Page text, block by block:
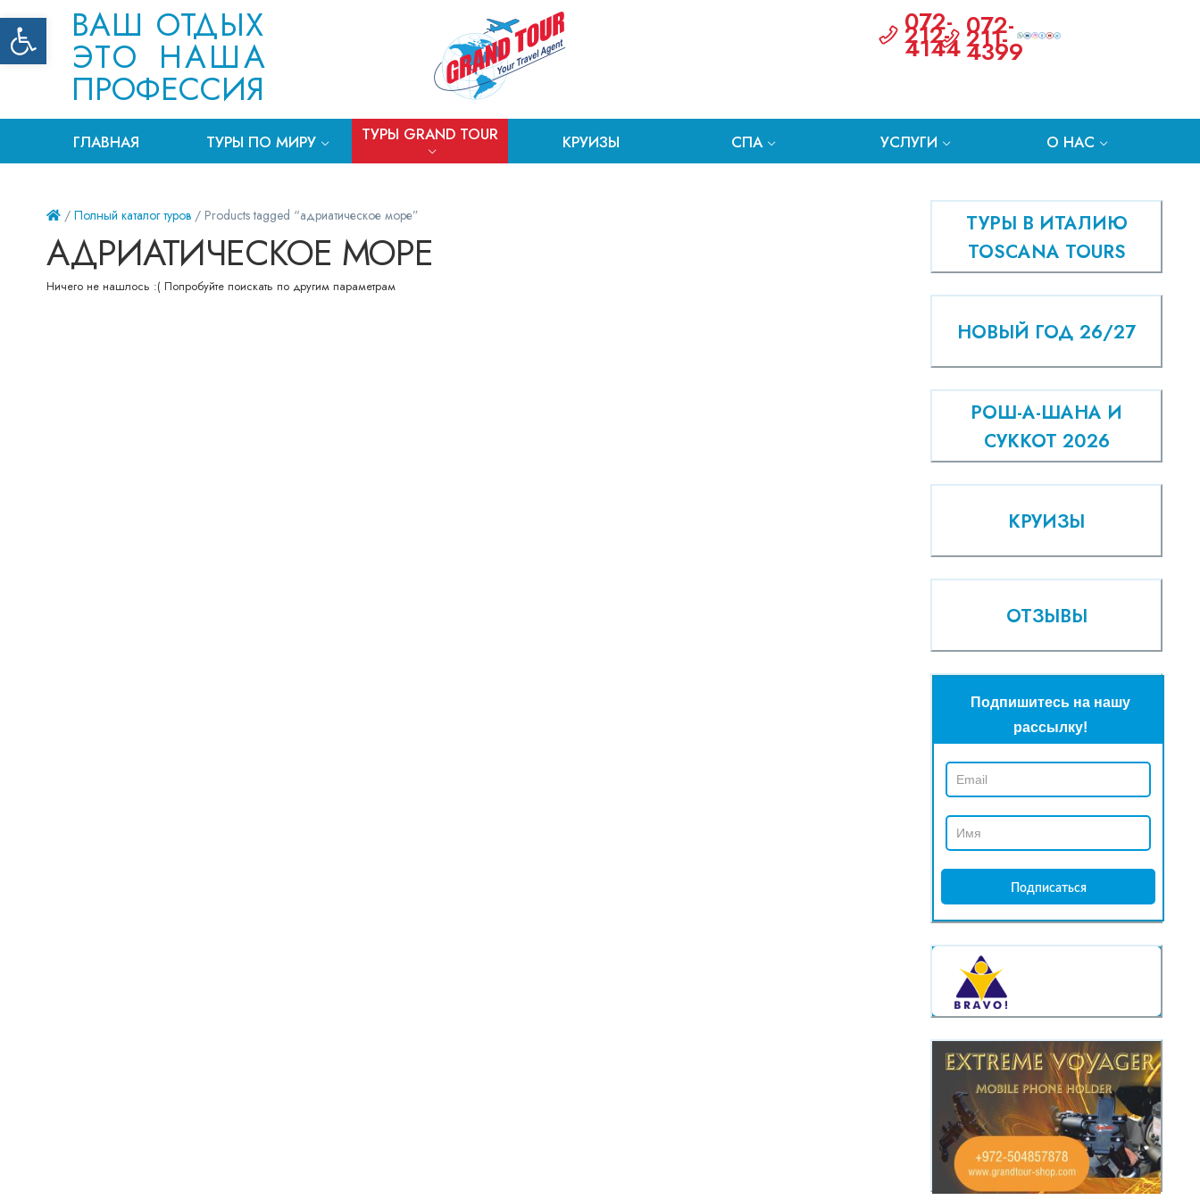
Открыть панель инструментов
ВАШ ОТДЫХ
ЭТО НАША
ПРОФЕССИЯ
072-
212-
4144
072-
211-
4399
ГЛАВНАЯ ТУРЫ ПО МИРУ ТУРЫ GRAND TOUR КРУИЗЫ СПА УСЛУГИ О НАС
/ Полный каталог туров / Products tagged “адриатическое море”
АДРИАТИЧЕСКОЕ МОРЕ
Ничего не нашлось :( Попробуйте поискать по другим параметрам
ТУРЫ В ИТАЛИЮ
TOSCANA TOURS
НОВЫЙ ГОД 26/27
РОШ-А-ШАНА И
СУККОТ 2026
КРУИЗЫ
ОТЗЫВЫ
Подпишитесь на нашу
рассылку!